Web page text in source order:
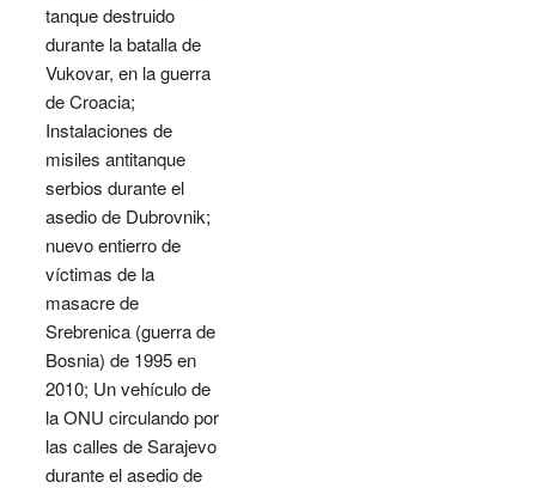
tanque destruido
durante la batalla de
Vukovar, en la guerra
de Croacia;
Instalaciones de
misiles antitanque
serbios durante el
asedio de Dubrovnik;
nuevo entierro de
víctimas de la
masacre de
Srebrenica (guerra de
Bosnia) de 1995 en
2010; Un vehículo de
la ONU circulando por
las calles de Sarajevo
durante el asedio de